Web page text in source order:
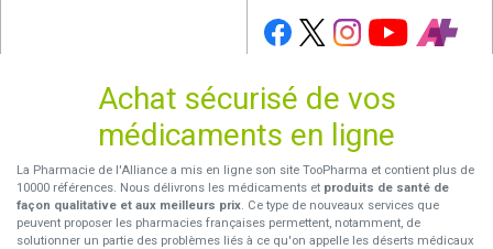
Achat sécurisé de vos
médicaments en ligne
La Pharmacie de l'Alliance a mis en ligne son site TooPharma et contient plus de
10000 références. Nous délivrons les médicaments et produits de santé de
façon qualitative et aux meilleurs prix. Ce type de nouveaux services que
peuvent proposer les pharmacies françaises permettent, notamment, de
solutionner un partie des problèmes liés à ce qu'on appelle les déserts médicaux